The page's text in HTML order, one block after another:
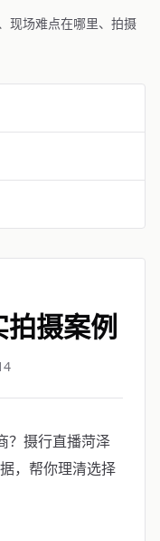
现场难点在哪里、拍摄
摄案例
？摄行直播菏泽
，帮你理清选择